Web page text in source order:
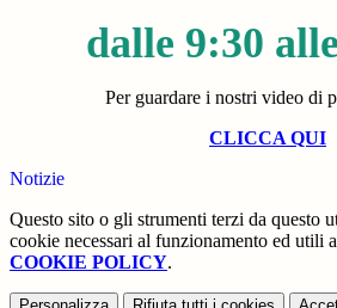
dalle 9:30
Per guardare i nostri video di
CLICCA QUI
Notizie
Questo sito o gli strumenti terzi da questo
cookie necessari al funzionamento ed utili
COOKIE POLICY.